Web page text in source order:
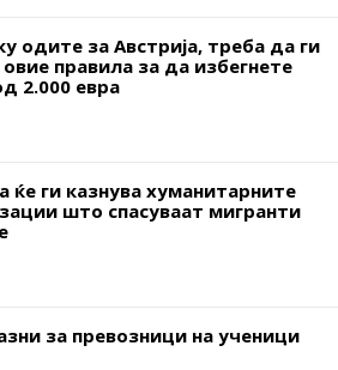
одите за Австрија, треба да ги
овие правила за да избегнете
2.000 евра
ќе ги казнува хуманитарните
што спасуваат мигранти
за превозници на ученици